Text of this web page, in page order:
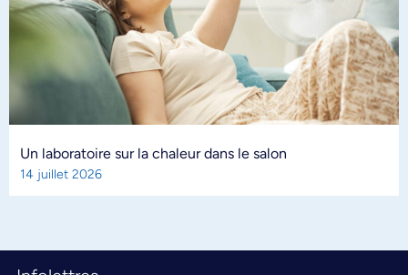
Un laboratoire sur la chaleur dans le salon
14 juillet 2026